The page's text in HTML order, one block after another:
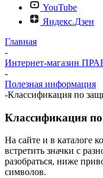
YouTube
Яндекс.Дзен
Главная
-
Интернет-магазин
-
Полезная информация
-Классификация по
Классификация
На сайте и в каталоге
встретить значки с
разобраться, ниже
символов.